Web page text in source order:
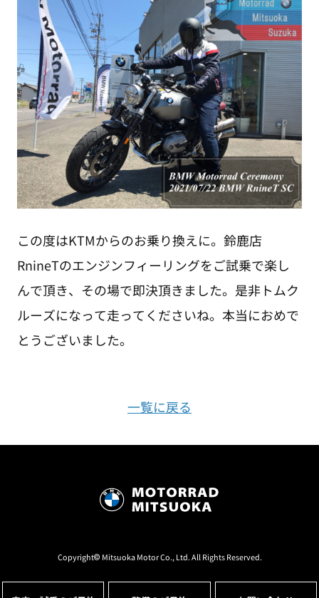
この度はKTMからのお乗り換えに。鈴鹿店
RnineTのエンジンフィーリングをご試乗で楽し
んで頂き、その場で即決頂きました。是非トムク
ルーズになって走ってくださいね。本当におめで
とうございました。
一覧に戻る
Copyright© Mitsuoka Motor Co., Ltd. All Rights Reserved.